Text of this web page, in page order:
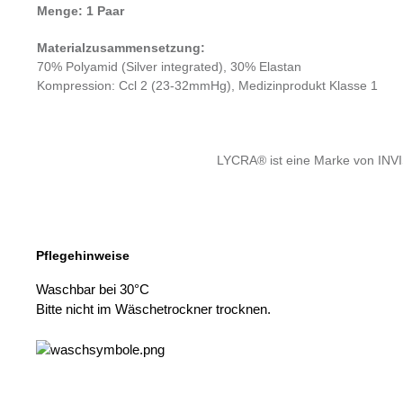
Menge: 1 Paar
Materialzusammensetzung:
70% Polyamid (Silver integrated), 30% Elastan
Kompression: Ccl 2 (23-32mmHg), Medizinprodukt Klasse 1
LYCRA® ist eine Marke von
Pflegehinweise
Waschbar bei 30°C
Bitte nicht im Wäschetrockner trocknen.